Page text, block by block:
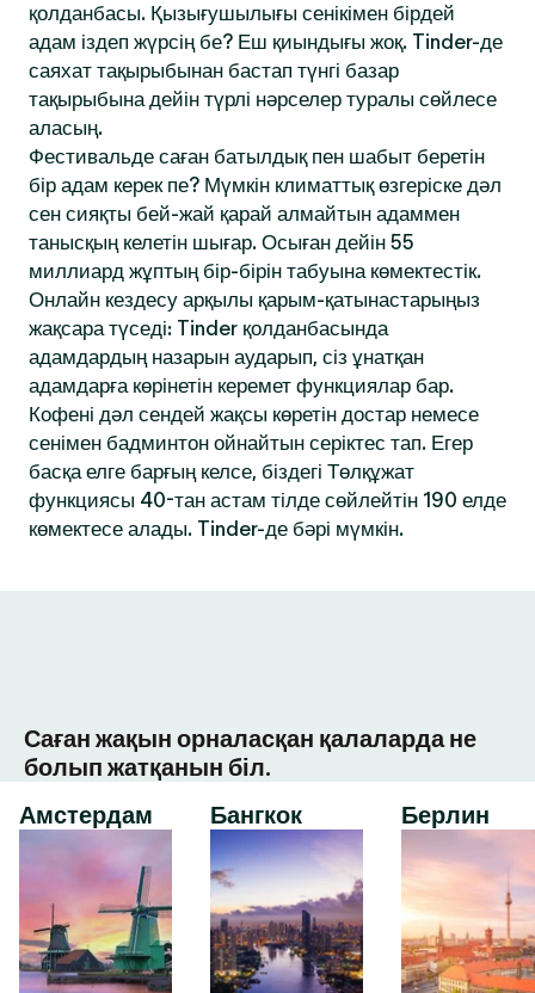
қолданбасы. Қызығушылығы сенікімен бірдей
адам іздеп жүрсің бе? Еш қиындығы жоқ. Tinder-де
саяхат тақырыбынан бастап түнгі базар
тақырыбына дейін түрлі нәрселер туралы сөйлесе
аласың.
Фестивальде саған батылдық пен шабыт беретін
бір адам керек пе? Мүмкін климаттық өзгеріске дәл
сен сияқты бей-жай қарай алмайтын адаммен
танысқың келетін шығар. Осыған дейін 55
миллиард жұптың бір-бірін табуына көмектестік.
Онлайн кездесу арқылы қарым-қатынастарыңыз
жақсара түседі: Tinder қолданбасында
адамдардың назарын аударып, сіз ұнатқан
адамдарға көрінетін керемет функциялар бар.
Кофені дәл сендей жақсы көретін достар немесе
сенімен бадминтон ойнайтын серіктес тап. Егер
басқа елге барғың келсе, біздегі Төлқұжат
функциясы 40-тан астам тілде сөйлейтін 190 елде
көмектесе алады. Tinder-де бәрі мүмкін.
Саған жақын орналасқан қалаларда не
болып жатқанын біл.
Амстердам
Бангкок Берлин